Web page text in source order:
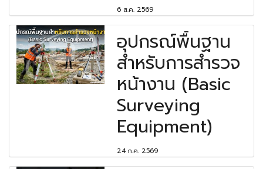
6 ส.ค. 2569
อุปกรณ์พื้นฐาน
สำหรับการสำรวจ
หน้างาน (Basic
Surveying
Equipment)
24 ก.ค. 2569